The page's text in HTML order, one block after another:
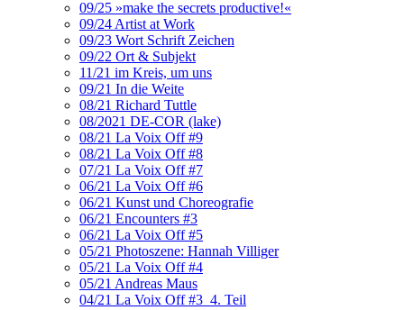
09/25 »make the secrets productive!«
09/24 Artist at Work
09/23 Wort Schrift Zeichen
09/22 Ort & Subjekt
11/21 im Kreis, um uns
09/21 In die Weite
08/21 Richard Tuttle
08/2021 DE-COR (lake)
08/21 La Voix Off #9
08/21 La Voix Off #8
07/21 La Voix Off #7
06/21 La Voix Off #6
06/21 Kunst und Choreografie
06/21 Encounters #3
06/21 La Voix Off #5
05/21 Photoszene: Hannah Villiger
05/21 La Voix Off #4
05/21 Andreas Maus
04/21 La Voix Off #3_4. Teil